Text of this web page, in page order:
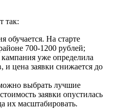
так:
обучается. На старте
700-1200 рублей;
кампания уже определила
и цена заявки снижается до
выбрать лучшие
заявки опустилась
их масштабировать.